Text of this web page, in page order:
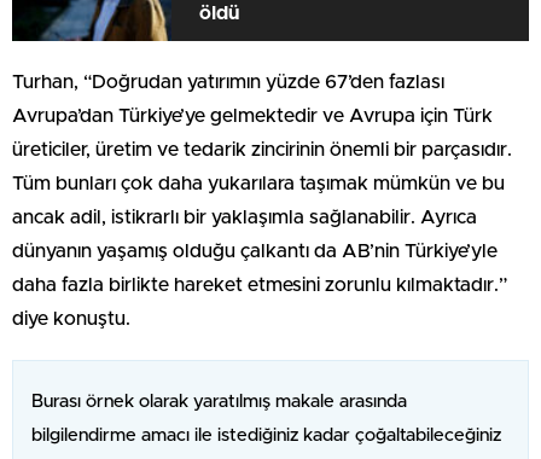
öldü
Turhan, “Doğrudan yatırımın yüzde 67’den fazlası
Avrupa’dan Türkiye’ye gelmektedir ve Avrupa için Türk
üreticiler, üretim ve tedarik zincirinin önemli bir parçasıdır.
Tüm bunları çok daha yukarılara taşımak mümkün ve bu
ancak adil, istikrarlı bir yaklaşımla sağlanabilir. Ayrıca
dünyanın yaşamış olduğu çalkantı da AB’nin Türkiye’yle
daha fazla birlikte hareket etmesini zorunlu kılmaktadır.”
diye konuştu.
Burası örnek olarak yaratılmış makale arasında
bilgilendirme amacı ile istediğiniz kadar çoğaltabileceğiniz